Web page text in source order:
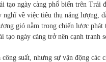
tạo ngày càng phổ biến trên
nghĩ về việc tiêu thụ năng lượng,
gió nằm trong chiến lược
tạo ngày càng trở nên cạnh tranh
suất, nhưng sự vận động